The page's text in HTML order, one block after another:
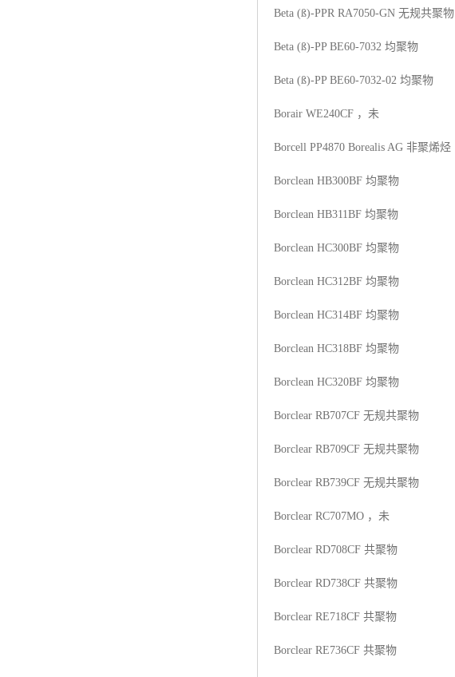
Beta (ß)-PPR RA7050-GN 无规共聚物
Beta (ß)-PP BE60-7032 均聚物
Beta (ß)-PP BE60-7032-02 均聚物
Borair WE240CF ，未
Borcell PP4870 Borealis AG 非聚烯烃
Borclean HB300BF 均聚物
Borclean HB311BF 均聚物
Borclean HC300BF 均聚物
Borclean HC312BF 均聚物
Borclean HC314BF 均聚物
Borclean HC318BF 均聚物
Borclean HC320BF 均聚物
Borclear RB707CF 无规共聚物
Borclear RB709CF 无规共聚物
Borclear RB739CF 无规共聚物
Borclear RC707MO ，未
Borclear RD708CF 共聚物
Borclear RD738CF 共聚物
Borclear RE718CF 共聚物
Borclear RE736CF 共聚物